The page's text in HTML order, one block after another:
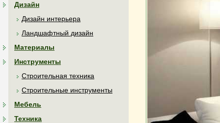
Дизайн
Дизайн интерьера
Ландшафтный дизайн
Материалы
Инструменты
Строительная техника
Строительные инструменты
Мебель
Техника